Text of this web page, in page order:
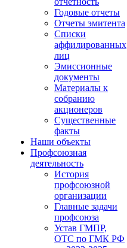
Годовые отчеты
Отчеты эмитента
Списки
аффилированных
лиц
Эмиссионные
документы
Материалы к
собранию
акционеров
Существенные
факты
Наши объекты
Профсоюзная
деятельность
История
профсоюзной
организации
Главные задачи
профсоюза
Устав ГМПР,
ОТС по ГМК РФ